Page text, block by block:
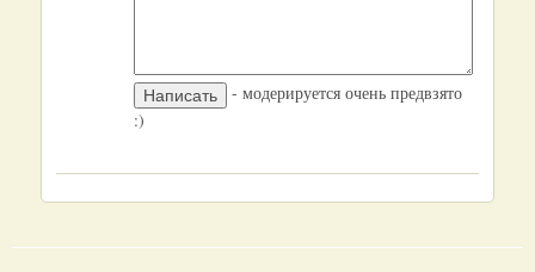
- модерируется очень предвзято
:)